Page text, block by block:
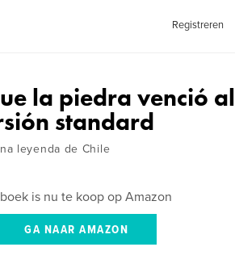
Registreren
la piedra venció al
standard
leyenda de Chile
is nu te koop op Amazon
GA NAAR AMAZON